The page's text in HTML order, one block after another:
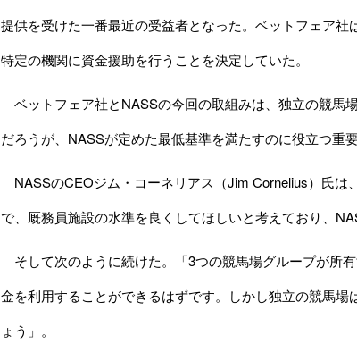
提供を受けた一番最近の受益者となった。ベットフェア
特定の機関に資金援助を行うことを決定していた。
ベットフェア社とNASSの今回の取組みは、独立の競馬
だろうが、NASSが定めた最低基準を満たすのに役立つ重
NASSのCEOジム・コーネリアス（Jim Cornelius）氏
で、厩務員施設の水準を良くしてほしいと考えており、
そして次のように続けた。「3つの競馬場グループが所
金を利用することができるはずです。しかし独立の競馬
ょう」。